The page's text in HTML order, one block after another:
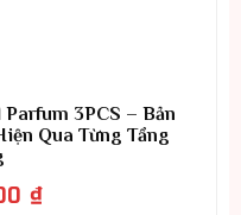
3PCS – Bản
Qua Từng Tầng
₫